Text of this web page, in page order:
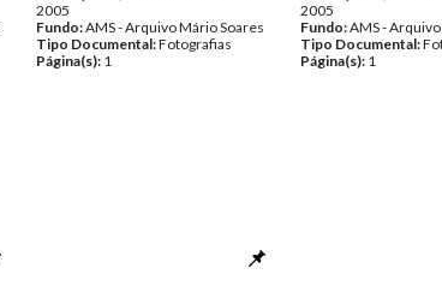
2005
Fundo:AMS - Arquivo Mário Soares
Tipo Documental:Fotografias
Página(s): 1
2005
Fundo:AMS -
Tipo Documental:
Página(s): 1